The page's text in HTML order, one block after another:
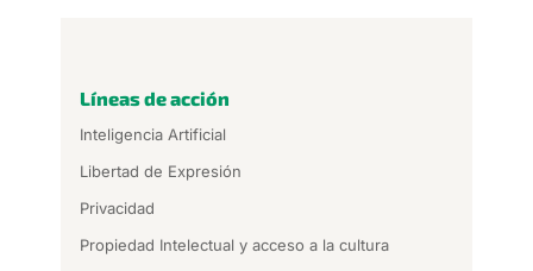
Líneas de acción
Inteligencia Artificial
Libertad de Expresión
Privacidad
Propiedad Intelectual y acceso a la cultura